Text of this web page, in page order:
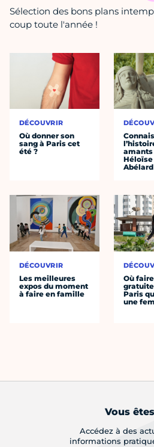
Sélection des bons plans
coup toute l'année !
DÉCOUVRIR
Où donner son
sang à Paris cet
été ?
DÉCOUVRIR
Les meilleures
expos du moment
à faire en famille
Abélard
Où
Paris
une
Vous
Accédez à des
informations